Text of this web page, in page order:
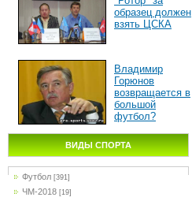
образец должен
взять ЦСКА
Владимир
Горюнов
возвращается в
большой
футбол?
ВИДЫ СПОРТА
Футбол [391]
ЧМ-2018 [19]